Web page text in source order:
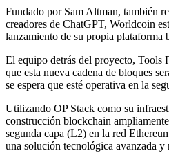
Fundado por Sam Altman, también
creadores de ChatGPT, Worldcoin
lanzamiento de su propia plataforma
El equipo detrás del proyecto, Tools
que esta nueva cadena de bloques
se espera que esté operativa en la
Utilizando OP Stack como su
construcción blockchain
segunda capa (L2) en la red
una solución tecnológica avanzada y